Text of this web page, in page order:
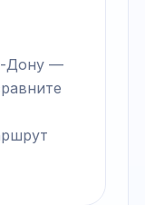
Дону —